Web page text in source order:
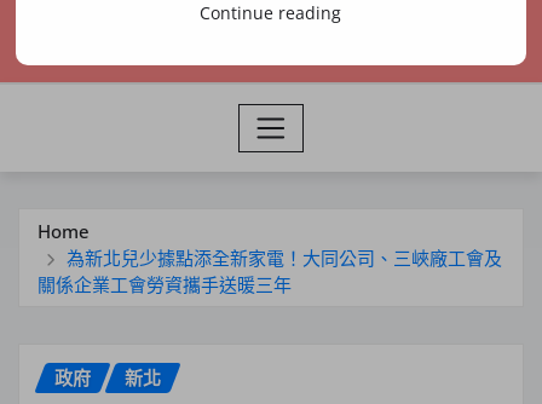
Home
為新北兒少據點添全新家電！大同公司、三峽廠工會及
關係企業工會勞資攜手送暖三年
政府 新北
Continue reading